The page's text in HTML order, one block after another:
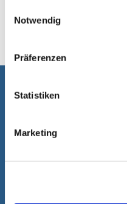
Notwendig
Präferenzen
Statistiken
Marketing
Es nuestro placer